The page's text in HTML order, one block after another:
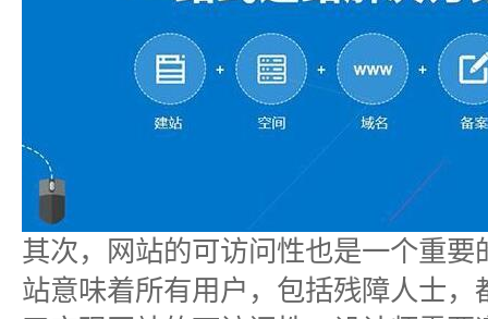
其次，网站的可访问性也是一个重
站意味着所有用户，包括残障人士